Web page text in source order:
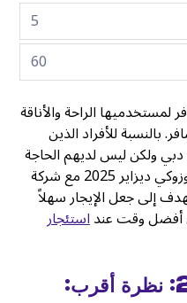
5
60
سيارة توفر لمستخدميها الراحة والأناقة
بالنسبة للأفراد الذين
دبي ولكن ليس لديهم الحاجة
أو الرغبة في امتلاك سيارة، فإن سوزوكي ديزاير 2025 مع شركة
إلى جعل الإيجار سهلاً
أفضل وقت عنداستئجار